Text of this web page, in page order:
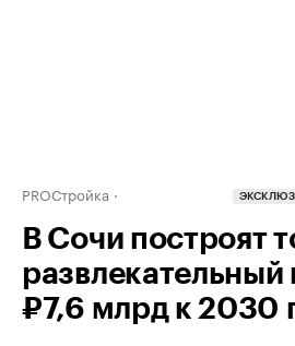
PROСтройка
В Сочи построят
развлекательный
₽7,6 млрд к 2030